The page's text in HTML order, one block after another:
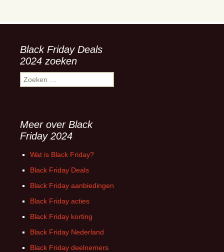
Black Friday Deals
2024 zoeken
Zoeken
naar:
Meer over Black
Friday 2024
Wat is Black Friday?
Black Friday Deals
Black Friday aanbiedingen
Black Friday acties
Black Friday korting
Black Friday Nederland
Black Friday deelnemers